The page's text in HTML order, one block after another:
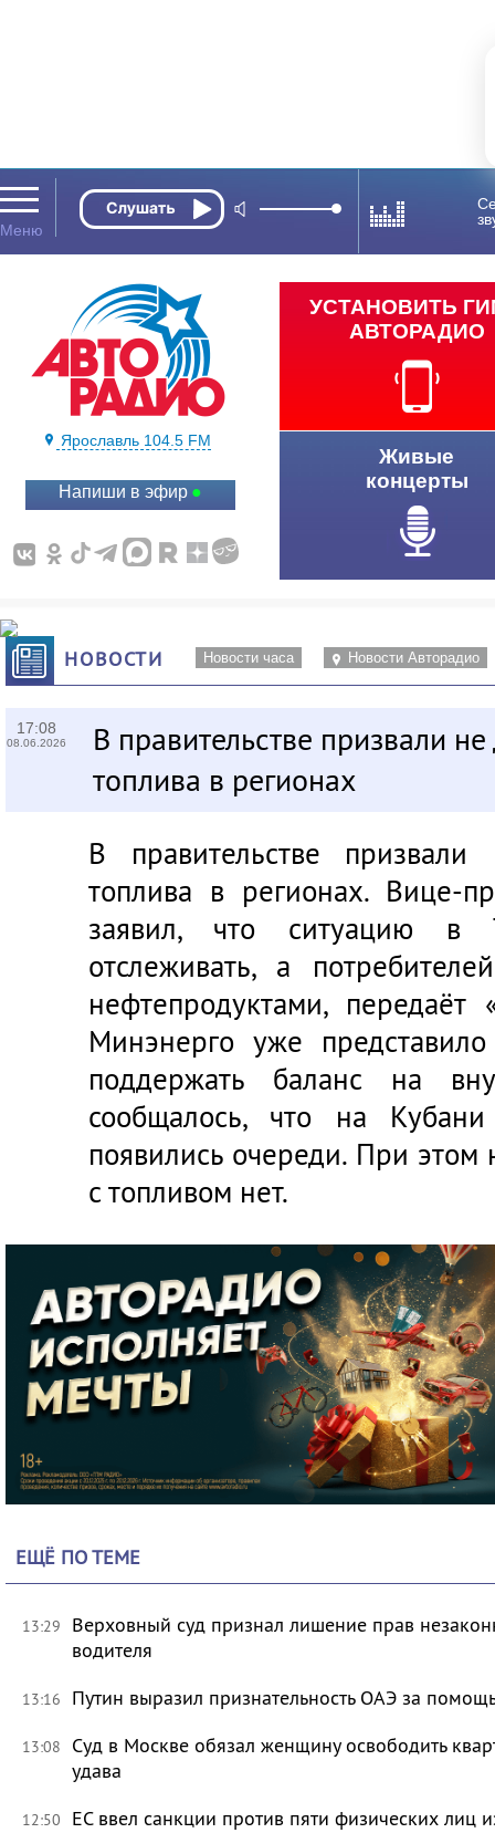
Ярославль 104.5 FM
Напиши в эфир
УСТАНОВИТЬ
АВТОРАДИО
Живые
концерты
НОВОСТИ Новости часа Новости Авторадио
17:08
08.06.2026
В правительстве призвали
топлива в регионах
В правительстве
топлива в регионах. Вице-
заявил, что ситуацию в
отслеживать, а
нефтепродуктами, передаёт
Минэнерго уже
поддержать баланс на
сообщалось, что на
появились очереди. При
с топливом нет.
ЕЩЁ ПО ТЕМЕ
13:29
Верховный суд признал лишение прав
водителя
13:16 Путин выразил признательность ОАЭ за
13:08
Суд в Москве обязал женщину освободить
удава
12:50 ЕС ввел санкции против пяти физических лиц